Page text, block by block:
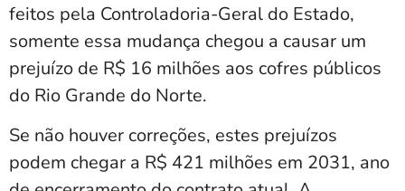
feitos pela Controladoria-Geral do Estado,
somente essa mudança chegou a causar um
prejuízo de R$ 16 milhões aos cofres públicos
do Rio Grande do Norte.
Se não houver correções, estes prejuízos
podem chegar a R$ 421 milhões em 2031, ano